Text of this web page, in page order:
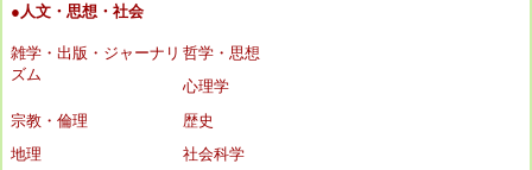
●人文・思想・社会
雑学・出版・ジャーナリ
ズム
哲学・思想
心理学
宗教・倫理
歴史
地理
社会科学